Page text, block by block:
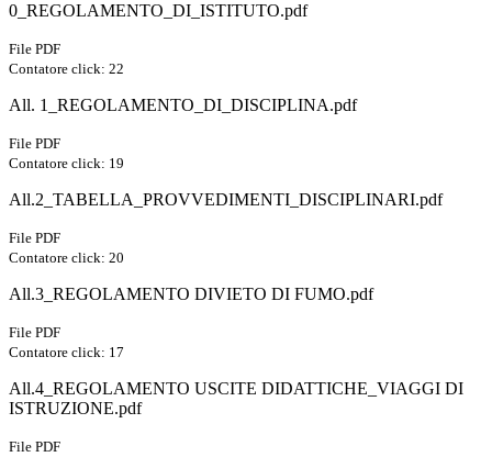
0_REGOLAMENTO_DI_ISTITUTO.pdf
File PDF
Contatore click: 22
All. 1_REGOLAMENTO_DI_DISCIPLINA.pdf
File PDF
Contatore click: 19
All.2_TABELLA_PROVVEDIMENTI_DISCIPLINARI.pdf
File PDF
Contatore click: 20
All.3_REGOLAMENTO DIVIETO DI FUMO.pdf
File PDF
Contatore click: 17
All.4_REGOLAMENTO USCITE DIDATTICHE_VIAGGI DI
ISTRUZIONE.pdf
File PDF